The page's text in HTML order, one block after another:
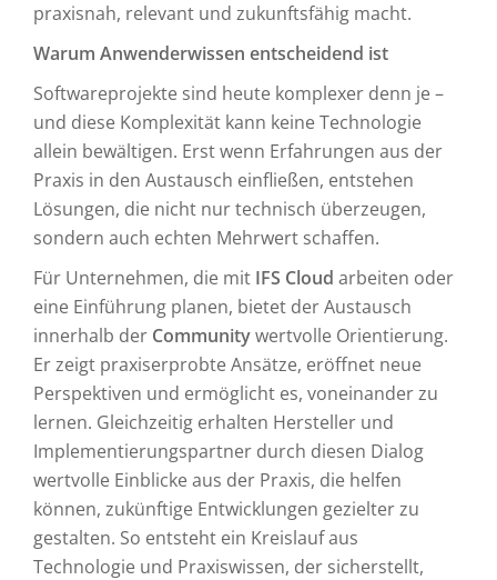
praxisnah, relevant und zukunftsfähig macht.
Warum Anwenderwissen entscheidend ist
Softwareprojekte sind heute komplexer denn je –
und diese Komplexität kann keine Technologie
allein bewältigen. Erst wenn Erfahrungen aus der
Praxis in den Austausch einfließen, entstehen
Lösungen, die nicht nur technisch überzeugen,
sondern auch echten Mehrwert schaffen.
Für Unternehmen, die mit IFS Cloud arbeiten oder
eine Einführung planen, bietet der Austausch
innerhalb der Communitywertvolle Orientierung.
Er zeigt praxiserprobte Ansätze, eröffnet neue
Perspektiven und ermöglicht es, voneinander zu
lernen. Gleichzeitig erhalten Hersteller und
Implementierungspartner durch diesen Dialog
wertvolle Einblicke aus der Praxis, die helfen
können, zukünftige Entwicklungen gezielter zu
gestalten. So entsteht ein Kreislauf aus
Technologie und Praxiswissen, der sicherstellt,